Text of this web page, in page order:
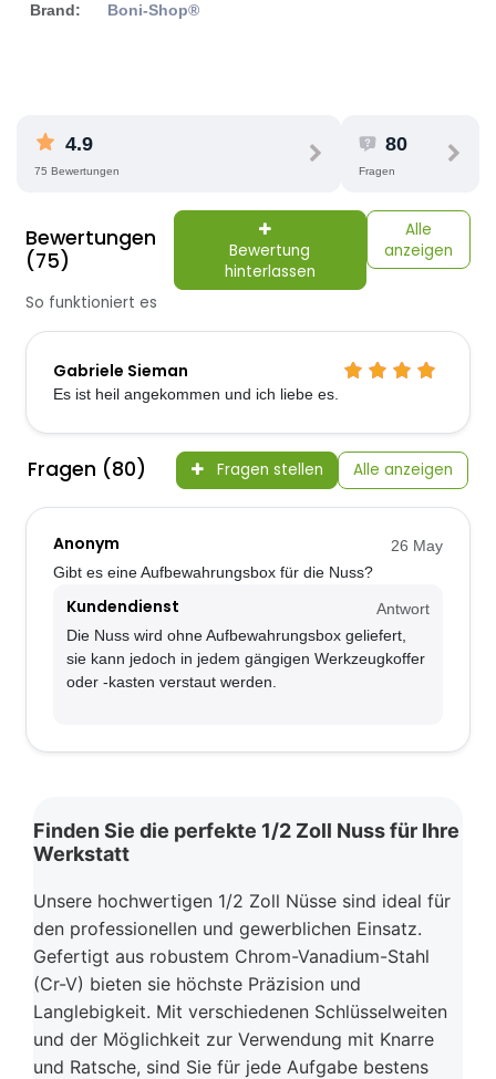
Brand:
Boni-Shop®
4.9
75 Bewertungen
80
Fragen
Bewertungen
(75)
Bewertung
hinterlassen
Alle
anzeigen
So funktioniert es
Gabriele Sieman
Es ist heil angekommen und ich liebe es.
Fragen (80) Fragen stellen Alle anzeigen
Anonym
26 May
Gibt es eine Aufbewahrungsbox für die Nuss?
Kundendienst
Antwort
Die Nuss wird ohne Aufbewahrungsbox geliefert,
sie kann jedoch in jedem gängigen Werkzeugkoffer
oder -kasten verstaut werden.
Finden Sie die perfekte 1/2 Zoll Nuss für Ihre
Werkstatt
Unsere hochwertigen 1/2 Zoll Nüsse sind ideal für
den professionellen und gewerblichen Einsatz.
Gefertigt aus robustem Chrom-Vanadium-Stahl
(Cr-V) bieten sie höchste Präzision und
Langlebigkeit. Mit verschiedenen Schlüsselweiten
und der Möglichkeit zur Verwendung mit Knarre
und Ratsche, sind Sie für jede Aufgabe bestens